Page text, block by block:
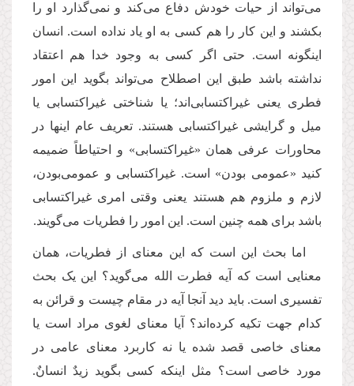
می‌تواند از حیات خودش دفاع می‌کند و نمی‌گذارد او را
بکشند و این کار را هم کسی به او یاد نداده است. انسان
اینگونه است. حتی اگر کسی به وجود خدا هم اعتقاد
نداشته باشد طبق این اصطلاح می‌تواند بگوید این امور
فطری یعنی غیراکتسابی‌اند؛ یا شناختی غیراکتسابی یا
میل و گرایشی غیراکتسابی هستند. تعریف عام اینها در
محاورات عرفی همان «غیراکتسابی» و احتیاطاً‌ ضمیمه
کنید «عمومی بودن» است. غیراکتسابی و عمومی‌بودن،
لازم و ملزوم هم هستند یعنی وقتی امری غیراکتسابی
باشد برای همه چنین است. این امور را فطریات می‌گویند.
اما بحث این است که این معنای از فطریات، همان
معنایی است که آيه فطرت الله می‌گوید؟‌ این یک بحث
تفسیری است. باید دید آنجا آیه در مقام چیست و قرائن به
کدام جهت تکیه کرده‌اند؟ آيا معنای لغوی مراد است یا
معنای خاصی قصد شده یا نه کاربرد معنای عامی در
مورد خاصی است؟ مثل اینکه کسی بگوید زیدٌ انسانٌ.